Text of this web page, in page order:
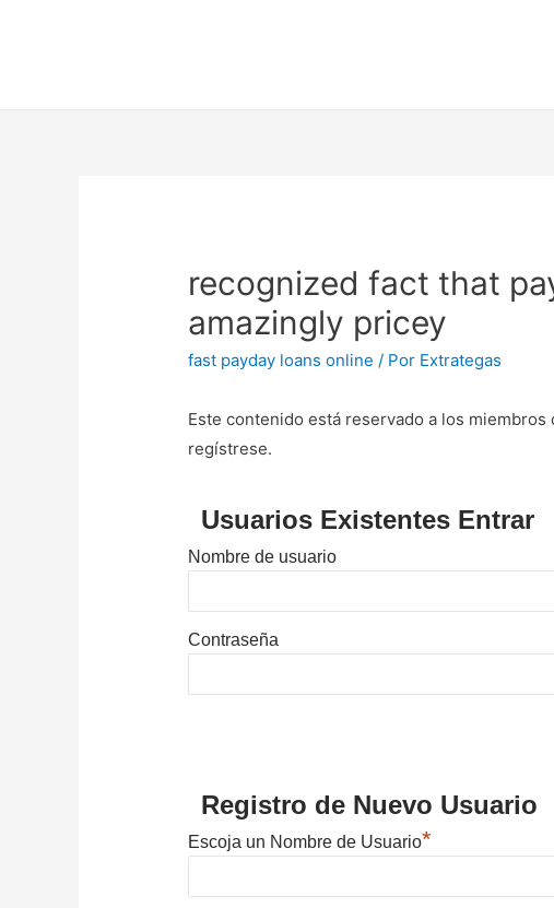
recognized fact that
amazingly pricey
fast payday loans online / Por Extrategas
Este contenido está reservado a los
regístrese.
Usuarios Existentes Entrar
Nombre de usuario
Contraseña
Registro de Nuevo Usuario
Escoja un Nombre de Usuario*